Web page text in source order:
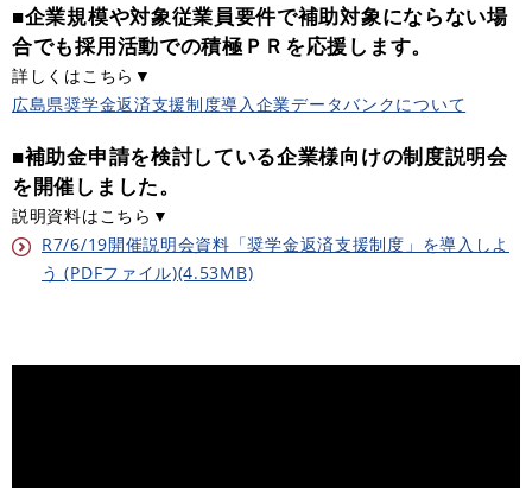
■企業規模や対象従業員要件で補助対象にならない場
合でも採用活動での積極ＰＲを応援します。
詳しくはこちら▼
広島県奨学金返済支援制度導入企業データバンクについて
■補助金申請を検討している企業様向けの制度説明会
を開催しました。
説明資料はこちら▼
R7/6/19開催説明会資料「奨学金返済支援制度」を導入しよ
う (PDFファイル)(4.53MB)